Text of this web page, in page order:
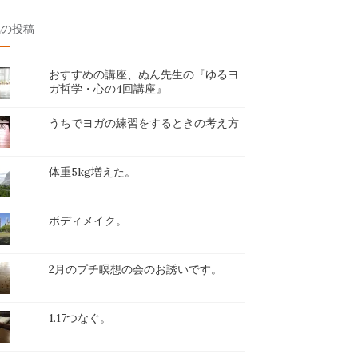
投稿
おすすめの講座、ぬん先生の『ゆるヨ
ガ哲学・心の4回講座』
うちでヨガの練習をするときの考え方
体重5kg増えた。
ボディメイク。
2月のプチ瞑想の会のお誘いです。
1.17つなぐ。